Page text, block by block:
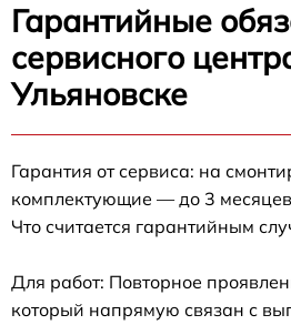
Гарантийные
сервисного
Ульяновске
Гарантия от сервиса: на
комплектующие — до 3
Что считается гарантийным
Для работ: Повторное
который напрямую связан с